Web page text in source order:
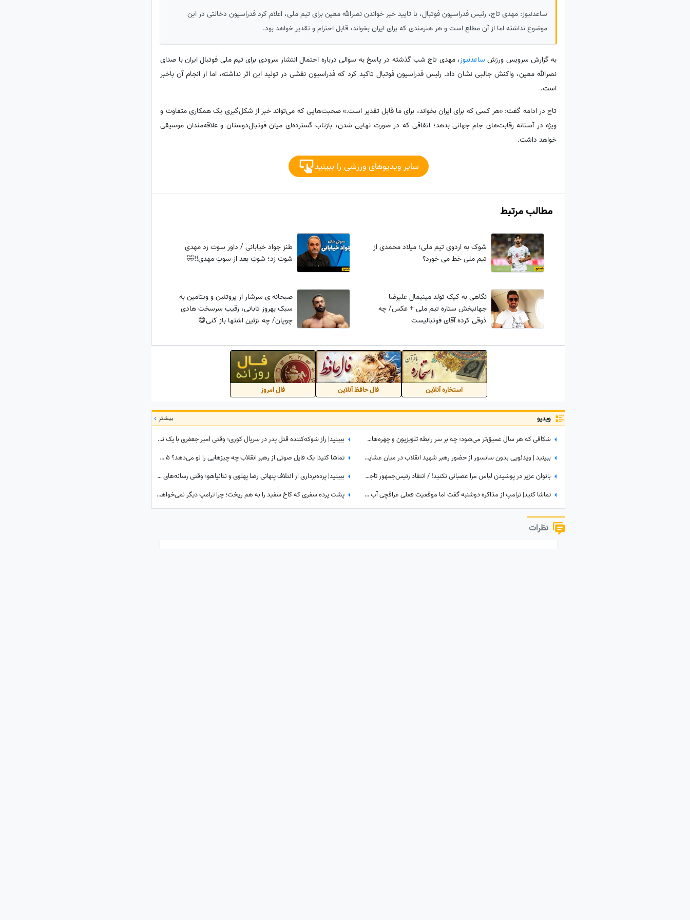
ساعدنیوز: مهدی تاج، رئیس فدراسیون فوتبال، با تایید خبر خواندن نصرالله معین برای تیم ملی، اعلام کرد فدراسیون دخالتی در این
موضوع نداشته اما از آن مطلع است و هر هنرمندی که برای ایران بخواند، قابل احترام و تقدیر خواهد بود.
به گزارش سرویس ورزش ساعدنیوز، مهدی تاج شب گذشته در پاسخ به سوالی درباره احتمال انتشار سرودی برای تیم ملی فوتبال ایران با صدای
نصرالله معین، واکنش جالبی نشان داد. رئیس فدراسیون فوتبال تاکید کرد که فدراسیون نقشی در تولید این اثر نداشته، اما از انجام آن باخبر
است.
تاج در ادامه گفت: «هر کسی که برای ایران بخواند، برای ما قابل تقدیر است.» صحبت‌هایی که می‌تواند خبر از شکل‌گیری یک همکاری متفاوت و
ویژه در آستانه رقابت‌های جام جهانی بدهد؛ اتفاقی که در صورت نهایی شدن، بازتاب گسترده‌ای میان فوتبال‌دوستان و علاقه‌مندان موسیقی
خواهد داشت.
سایر ویدیوهای ورزشی را ببینید
مطالب مرتبط
شوک به اردوی تیم ملی؛ میلاد محمدی از
تیم ملی خط می خورد؟
طنز جواد خیابانی / داور سوت زد مهدی
شوت زد؛ شوتِ بعد از سوتِ مهدی!!🤣
نگاهی به کیک تولد مینیمال علیرضا
جهانبخش ستاره تیم ملی + عکس/ چه
ذوقی کرده آقای فوتبالیست
صبحانه ی سرشار از پروتئین و ویتامین به
سبک بهروز تابانی، رقیب سرسخت هادی
چوپان/ چه تزئین اشتها باز کنی😋
استخاره آنلاین فال حافظ آنلاین فال امروز
ویدیو بیشتر
شکافی که هر سال عمیق‌تر می‌شود؛ چه بر سر رابطه تلویزیون و چهره‌های محبوب آمد؟
ببینید| راز شوکه‌کننده قتل پدر در سریال کوری؛ وقتی امیر جعفری با یک نگاه قاتل را گیر انداخت!
ببینید | ویدئویی بدون سانسور از حضور رهبر شهید انقلاب در میان عشایر؛ تُرکی حرف زدن آقا را دیده بودید؟
تماشا کنید| یک فایل صوتی از رهبر انقلاب چه چیزهایی را لو می‌دهد؟ 5 سرنخ پنهان در یک صدا که چیزی از آن نمی‌دانستید
بانوان عزیز در پوشیدن لباس مرا عصبانی نکنید! / انتقاد رئیس‌جمهور تاجیکستان از لباس زنان در این کشور: ناخن‌های رنگ‌شده و لباس‌های تا زیر زانو یا لخت چه معنایی دارد؟
ببینید| پرده‌برداری از ائتلاف پنهانی رضا پهلوی و نتانیاهو؛ وقتی رسانه‌های معاند هم به بی‌عرضگی اپوزیسیون اعتراف می‌کنند!
تماشا کنید| ترامپ از مذاکره دوشنبه گفت اما موقعیت فعلی عراقچی آب پاکی رو دست کاخ‌سفیدنشینان ریخت؛ وزیر امورخارجه کجاست؟
پشت پرده سفری که کاخ سفید را به هم ریخت؛ چرا ترامپ دیگر نمی‌خواهد نتانیاهو را ببیند؟
نظرات